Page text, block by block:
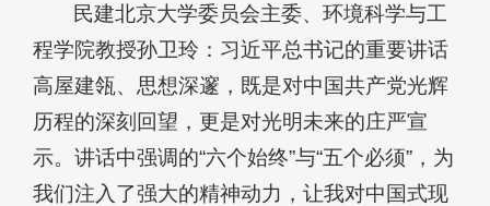
民建北京大学委员会主委、环境科学与工
程学院教授孙卫玲：习近平总书记的重要讲话
高屋建瓴、思想深邃，既是对中国共产党光辉
历程的深刻回望，更是对光明未来的庄严宣
示。讲话中强调的“六个始终”与“五个必须”，为
我们注入了强大的精神动力，让我对中国式现